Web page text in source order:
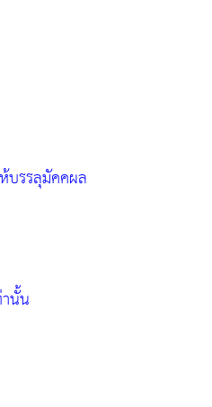
บรรลุมัคคผล
นั้น